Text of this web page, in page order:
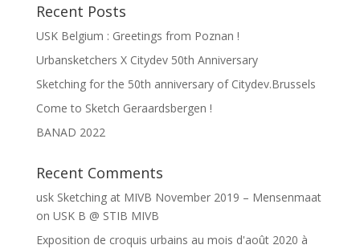
Recent Posts
USK Belgium : Greetings from Poznan !
Urbansketchers X Citydev 50th Anniversary
Sketching for the 50th anniversary of Citydev.Brussels
Come to Sketch Geraardsbergen !
BANAD 2022
Recent Comments
usk Sketching at MIVB November 2019 – Mensenmaat
on USK B @ STIB MIVB
Exposition de croquis urbains au mois d'août 2020 à